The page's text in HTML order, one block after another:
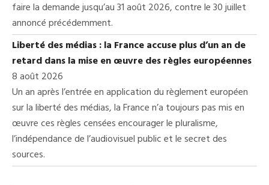
faire la demande jusqu’au 31 août 2026, contre le 30 juillet
annoncé précédemment.
Liberté des médias : la France accuse plus d’un an de
retard dans la mise en œuvre des règles européennes
8 août 2026
Un an après l’entrée en application du règlement européen
sur la liberté des médias, la France n’a toujours pas mis en
œuvre ces règles censées encourager le pluralisme,
l’indépendance de l’audiovisuel public et le secret des
sources.